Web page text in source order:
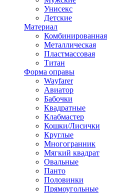
Унисекс
Детские
Материал
Комбинированная
Металлическая
Пластмассовая
Титан
Форма оправы
Wayfarer
Авиатор
Бабочки
Квадратные
Клабмастер
Кошки/Лисички
Круглые
Многогранник
Мягкий квадрат
Овальные
Панто
Половинки
Прямоугольные